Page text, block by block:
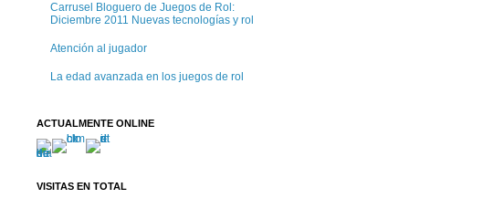
Carrusel Bloguero de Juegos de Rol:
Diciembre 2011 Nuevas tecnologías y rol
Atención al jugador
La edad avanzada en los juegos de rol
ACTUALMENTE ONLINE
VISITAS EN TOTAL